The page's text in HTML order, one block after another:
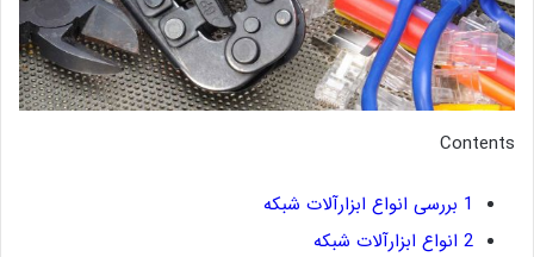
Contents
1 بررسی انواع ابزارآلات شبکه
2 انواع ابزارآلات شبکه